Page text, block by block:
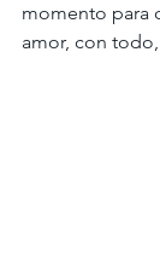
momento para
amor, con